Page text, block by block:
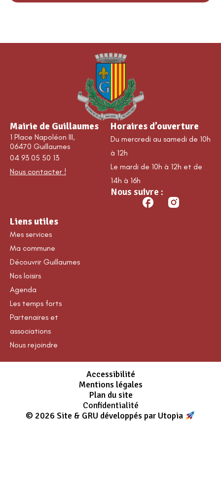
Mairie de Guillaumes
1 Place Napoléon III,
06470 Guillaumes
04 93 05 50 13
Nous contacter !
Horaires d’ouverture
Du mercredi au samedi de 10h
à 12h
Le mardi de 10h à 12h et de
14h à 16h
Nous suivre :
Liens utiles
Mes services
Ma commune
Découvrir Guillaumes
Nos loisirs
Agenda
Les temps forts
Partenaires et
associations
Nous rejoindre
Accessibilité
Mentions légales
Plan du site
Confidentialité
© 2026 Site & GRU développés par Utopia